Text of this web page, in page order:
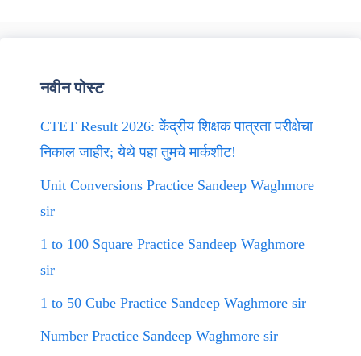
नवीन पोस्ट
CTET Result 2026: केंद्रीय शिक्षक पात्रता परीक्षेचा
निकाल जाहीर; येथे पहा तुमचे मार्कशीट!
Unit Conversions Practice Sandeep Waghmore
sir
1 to 100 Square Practice Sandeep Waghmore
sir
1 to 50 Cube Practice Sandeep Waghmore sir
Number Practice Sandeep Waghmore sir